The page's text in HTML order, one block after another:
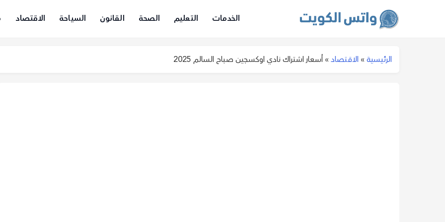
الخدمات التعليم الصحة القانون السياحة الاقتصاد
الرئيسية » الاقتصاد » أسعار اشتراك نادي اوكسجين صباح السالم 2025